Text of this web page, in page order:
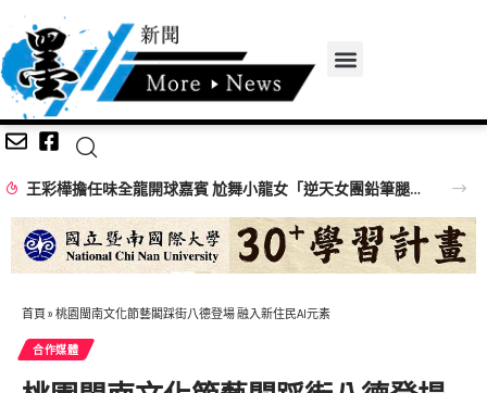
王彩樺擔任味全龍開球嘉賓 尬舞小龍女「逆天女團鉛筆腿」搶鏡
首頁 » 桃園閩南文化節藝閣踩街八德登場 融入新住民AI元素
合作媒體